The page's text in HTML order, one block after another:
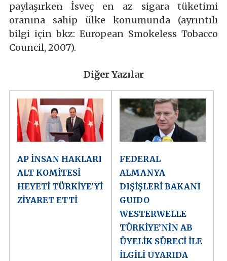
paylaşırken İsveç en az sigara tüketimi
oranına sahip ülke konumunda (ayrıntılı
bilgi için bkz: European Smokeless Tobacco
Council, 2007).
Diğer Yazılar
AP İNSAN HAKLARI
ALT KOMİTESİ
HEYETİ TÜRKİYE’Yİ
ZİYARET ETTİ
FEDERAL
ALMANYA
DIŞİŞLERİ BAKANI
GUIDO
WESTERWELLE
TÜRKİYE’NİN AB
ÜYELİK SÜRECİ İLE
İLGİLİ UYARIDA